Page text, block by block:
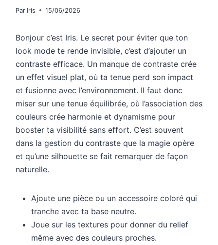
Par Iris 15/06/2026
Bonjour c’est Iris. Le secret pour éviter que ton
look mode te rende invisible, c’est d’ajouter un
contraste efficace. Un manque de contraste crée
un effet visuel plat, où ta tenue perd son impact
et fusionne avec l’environnement. Il faut donc
miser sur une tenue équilibrée, où l’association des
couleurs crée harmonie et dynamisme pour
booster ta visibilité sans effort. C’est souvent
dans la gestion du contraste que la magie opère
et qu’une silhouette se fait remarquer de façon
naturelle.
Ajoute une pièce ou un accessoire coloré qui
tranche avec ta base neutre.
Joue sur les textures pour donner du relief
même avec des couleurs proches.